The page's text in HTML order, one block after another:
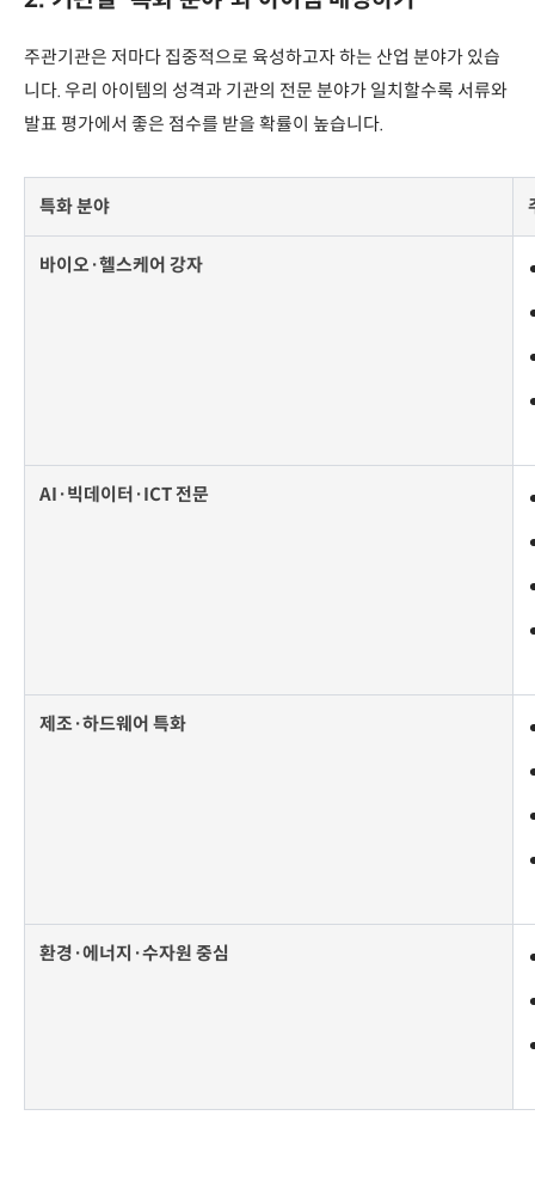
주관기관은 저마다 집중적으로 육성하고자 하는 산업 분야가 있습
니다. 우리 아이템의 성격과 기관의 전문 분야가 일치할수록 서류와
발표 평가에서 좋은 점수를 받을 확률이 높습니다.
특화 분야
바이오·헬스케어 강자
AI·빅데이터·ICT 전문
제조·하드웨어 특화
환경·에너지·수자원 중심